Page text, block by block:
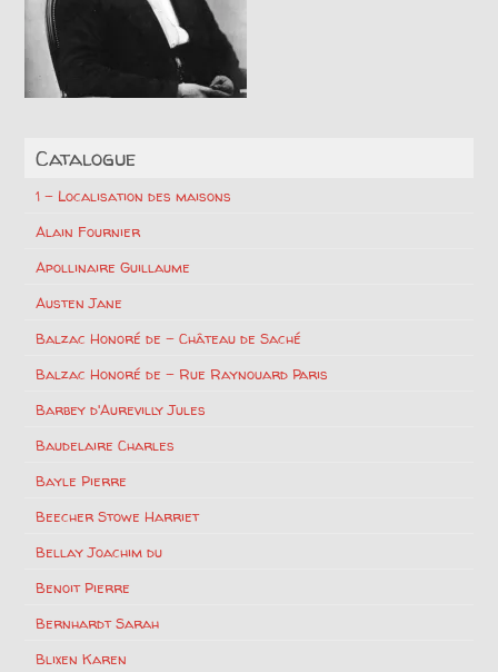
Catalogue
1 – Localisation des maisons
Alain Fournier
Apollinaire Guillaume
Austen Jane
Balzac Honoré de – Château de Saché
Balzac Honoré de – Rue Raynouard Paris
Barbey d'Aurevilly Jules
Baudelaire Charles
Bayle Pierre
Beecher Stowe Harriet
Bellay Joachim du
Benoit Pierre
Bernhardt Sarah
Blixen Karen